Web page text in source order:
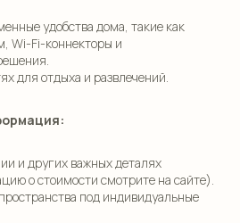
удобства дома, такие как
Wi-Fi-коннекторы и
для отдыха и развлечений.
и других важных деталях
о стоимости смотрите на сайте).
под индивидуальные